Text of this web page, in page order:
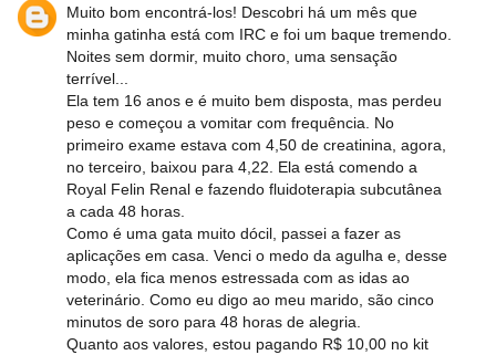
Muito bom encontrá-los! Descobri há um mês que
minha gatinha está com IRC e foi um baque tremendo.
Noites sem dormir, muito choro, uma sensação
terrível...
Ela tem 16 anos e é muito bem disposta, mas perdeu
peso e começou a vomitar com frequência. No
primeiro exame estava com 4,50 de creatinina, agora,
no terceiro, baixou para 4,22. Ela está comendo a
Royal Felin Renal e fazendo fluidoterapia subcutânea
a cada 48 horas.
Como é uma gata muito dócil, passei a fazer as
aplicações em casa. Venci o medo da agulha e, desse
modo, ela fica menos estressada com as idas ao
veterinário. Como eu digo ao meu marido, são cinco
minutos de soro para 48 horas de alegria.
Quanto aos valores, estou pagando R$ 10,00 no kit